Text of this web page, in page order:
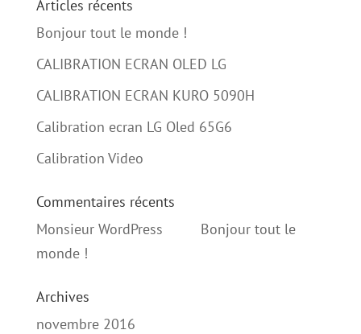
Articles récents
Bonjour tout le monde !
CALIBRATION ECRAN OLED LG
CALIBRATION ECRAN KURO 5090H
Calibration ecran LG Oled 65G6
Calibration Video
Commentaires récents
Monsieur WordPress
Bonjour tout le
monde !
Archives
novembre 2016